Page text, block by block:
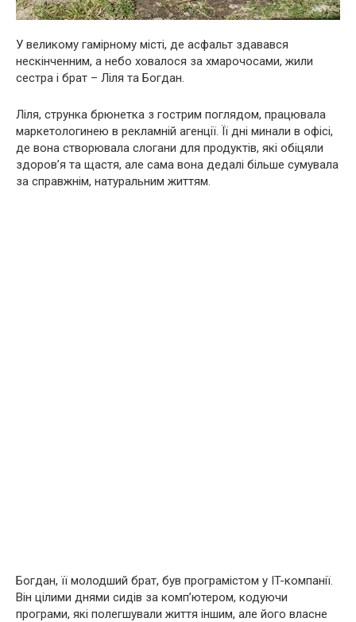
У великому гамірному місті, де асфальт здавався
нескінченним, а небо ховалося за хмарочосами, жили
сестра і брат – Ліля та Богдан.
Ліля, струнка брюнетка з гострим поглядом, працювала
маркетологинею в рекламній агенції. Її дні минали в офісі,
де вона створювала слогани для продуктів, які обіцяли
здоров’я та щастя, але сама вона дедалі більше сумувала
за справжнім, натуральним життям.
Богдан, її молодший брат, був програмістом у IT-компанії.
Він цілими днями сидів за комп’ютером, кодуючи
програми, які полегшували життя іншим, але його власне